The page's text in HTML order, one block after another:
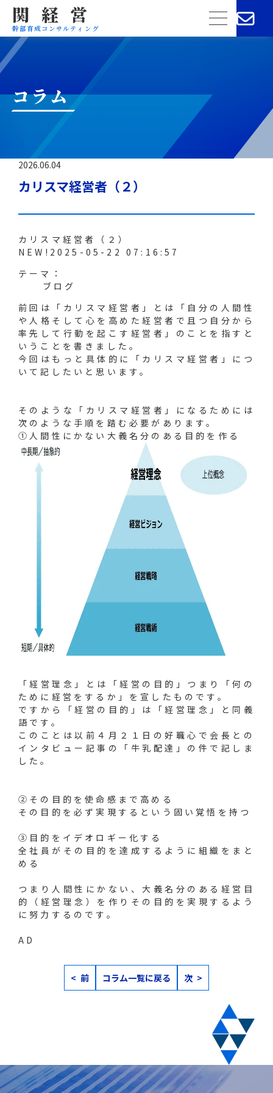
関経営
幹部育成コンサルティング
menu
コラム
2026.06.04
カリスマ経営者（２）
カリスマ経営者（２）
NEW! 2025-05-22 07:16:57
テーマ：
ブログ
前回は「カリスマ経営者」とは「自分の人間性
や人格そして心を高めた経営者で且つ自分から
率先して行動を起こす経営者」のことを指すと
いうことを書きました。
今回はもっと具体的に「カリスマ経営者」につ
いて記したいと思います。
そのような「カリスマ経営者」になるためには
次のような手順を踏む必要があります。
①人間性にかない大義名分のある目的を作る
「経営理念」とは「経営の目的」つまり「何の
ために経営をするか」を宣したものです。
ですから「経営の目的」は「経営理念」と同義
語です。
このことは以前４月２１日の好職心で会長との
インタビュー記事の「牛乳配達」の件で記しま
した。
②その目的を使命感まで高める
その目的を必ず実現するという固い覚悟を持つ
③目的をイデオロギー化する
全社員がその目的を達成するように組織をまと
める
つまり人間性にかない、大義名分のある経営目
的（経営理念）を作りその目的を実現するよう
に努力するのです。
AD
< 前 コラム一覧に戻る 次 >